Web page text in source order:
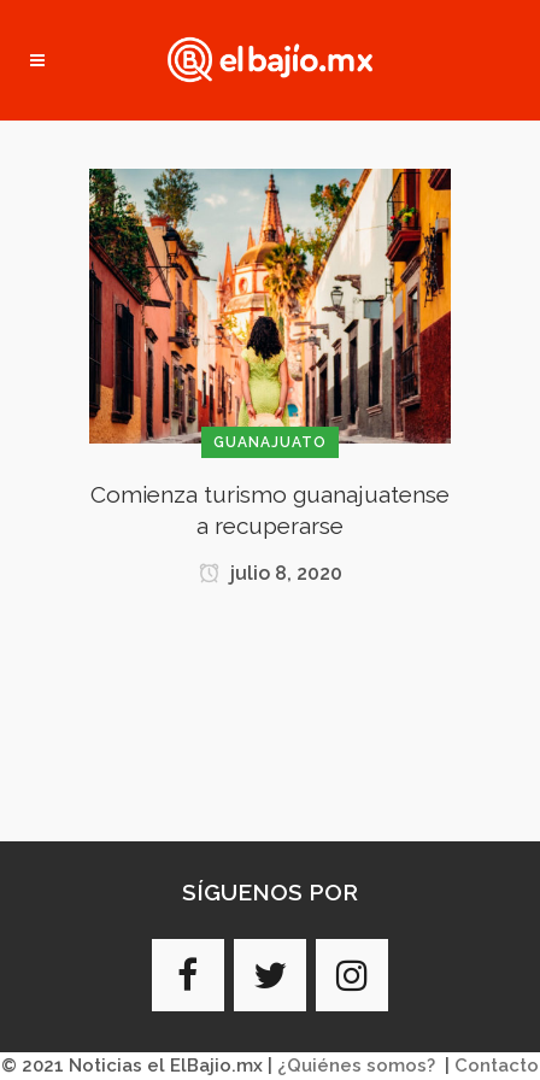
GUANAJUATO
Comienza turismo guanajuatense
a recuperarse
julio 8, 2020
SÍGUENOS POR
© 2021 Noticias el ElBajio.mx | ¿Quiénes somos? Contacto